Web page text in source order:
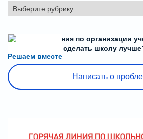
Рубрики
Решаем вместе
Есть предложения по организации
или знаете, как сделать школу
Написать о